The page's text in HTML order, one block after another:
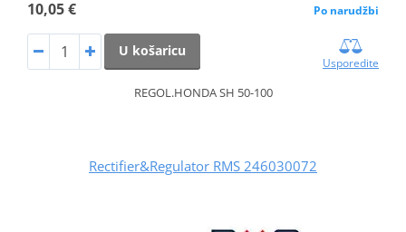
10,05 € Po narudžbi
U košaricu
Usporedite
REGOL.HONDA SH 50-100
Rectifier&Regulator RMS 246030072